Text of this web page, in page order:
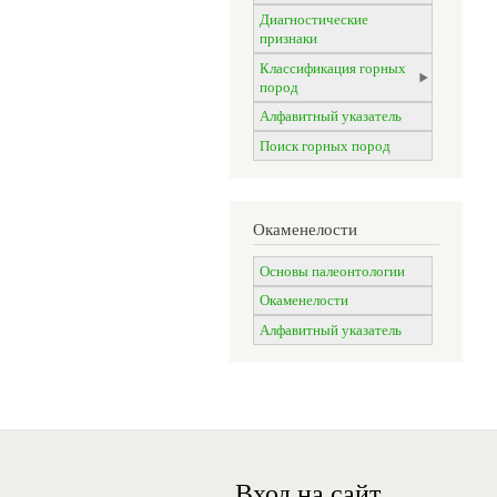
Диагностические
признаки
Классификация горных
пород
Алфавитный указатель
Поиск горных пород
Окаменелости
Основы палеонтологии
Окаменелости
Алфавитный указатель